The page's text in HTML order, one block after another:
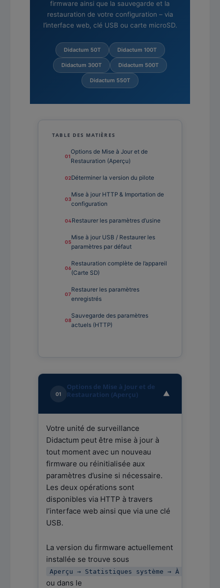
firmware ainsi que la sauvegarde et la
restauration de votre configuration – via
l’interface web, clé USB ou carte microSD.
Didactum 50T Didactum 100T
Didactum 300T Didactum 500T
Didactum 550T
TABLE DES MATIÈRES
Options de Mise à Jour et de
Restauration (Aperçu)
Déterminer la version du pilote
Mise à jour HTTP & Importation de
configuration
Restaurer les paramètres d’usine
Mise à jour USB / Restaurer les
paramètres par défaut
Restauration complète de l’appareil
(Carte SD)
Restaurer les paramètres
enregistrés
Sauvegarde des paramètres
actuels (HTTP)
01
Options de Mise à Jour et de
Restauration (Aperçu)
▼
Votre unité de surveillance
Didactum peut être mise à jour à
tout moment avec un nouveau
firmware ou réinitialisée aux
paramètres d’usine si nécessaire.
Les deux opérations sont
disponibles via HTTP à travers
l’interface web ainsi que via une clé
USB.
La version du firmware actuellement
installée se trouve sous
Aperçu → Statistiques système → À propos du
ou dans le